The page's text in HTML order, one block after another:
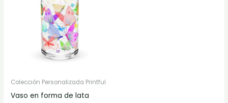
Colección Personalizada Printful
Vaso en forma de lata